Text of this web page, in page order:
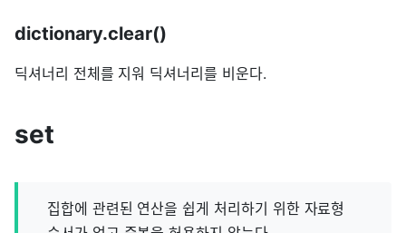
dictionary.clear()
딕셔너리 전체를 지워 딕셔너리를 비운다.
set
집합에 관련된 연산을 쉽게 처리하기 위한 자료형